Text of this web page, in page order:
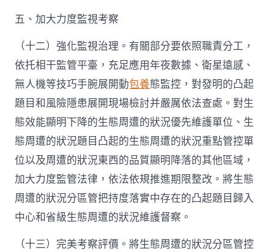
五、加大力度監視考察
（十二）強化監視治理。有關部分要依照職責分工，
依托相干監管平臺，充足應用年夜數據、衛星遠感、
無人機等技巧手腕展開動包養態監控，對發明的凸起
題目和風險隱患展開現場檢討并嚴厲依法查處。對生
態效能顯明下降的生態周遭的狀況優先維護單位、生
態周遭的狀況題目凸起的生態周遭的狀況重點管控單
位以及周遭的狀況東西的品質顯明降落的其他區域，
加大力度監管法律，依法依規推進期限整改。將生態
周遭的狀況分區管把持度落實中存在的凸起題目歸入
中心和省級生態周遭的狀況維護督察。
（十三）完美考察評價。將生態周遭的狀況分區管控